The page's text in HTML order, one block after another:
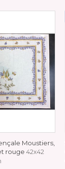
Moustiers,
rouge 42x42